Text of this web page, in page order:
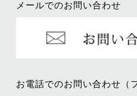
メールでのお問い合わせ
お電話でのお問い合わせ（